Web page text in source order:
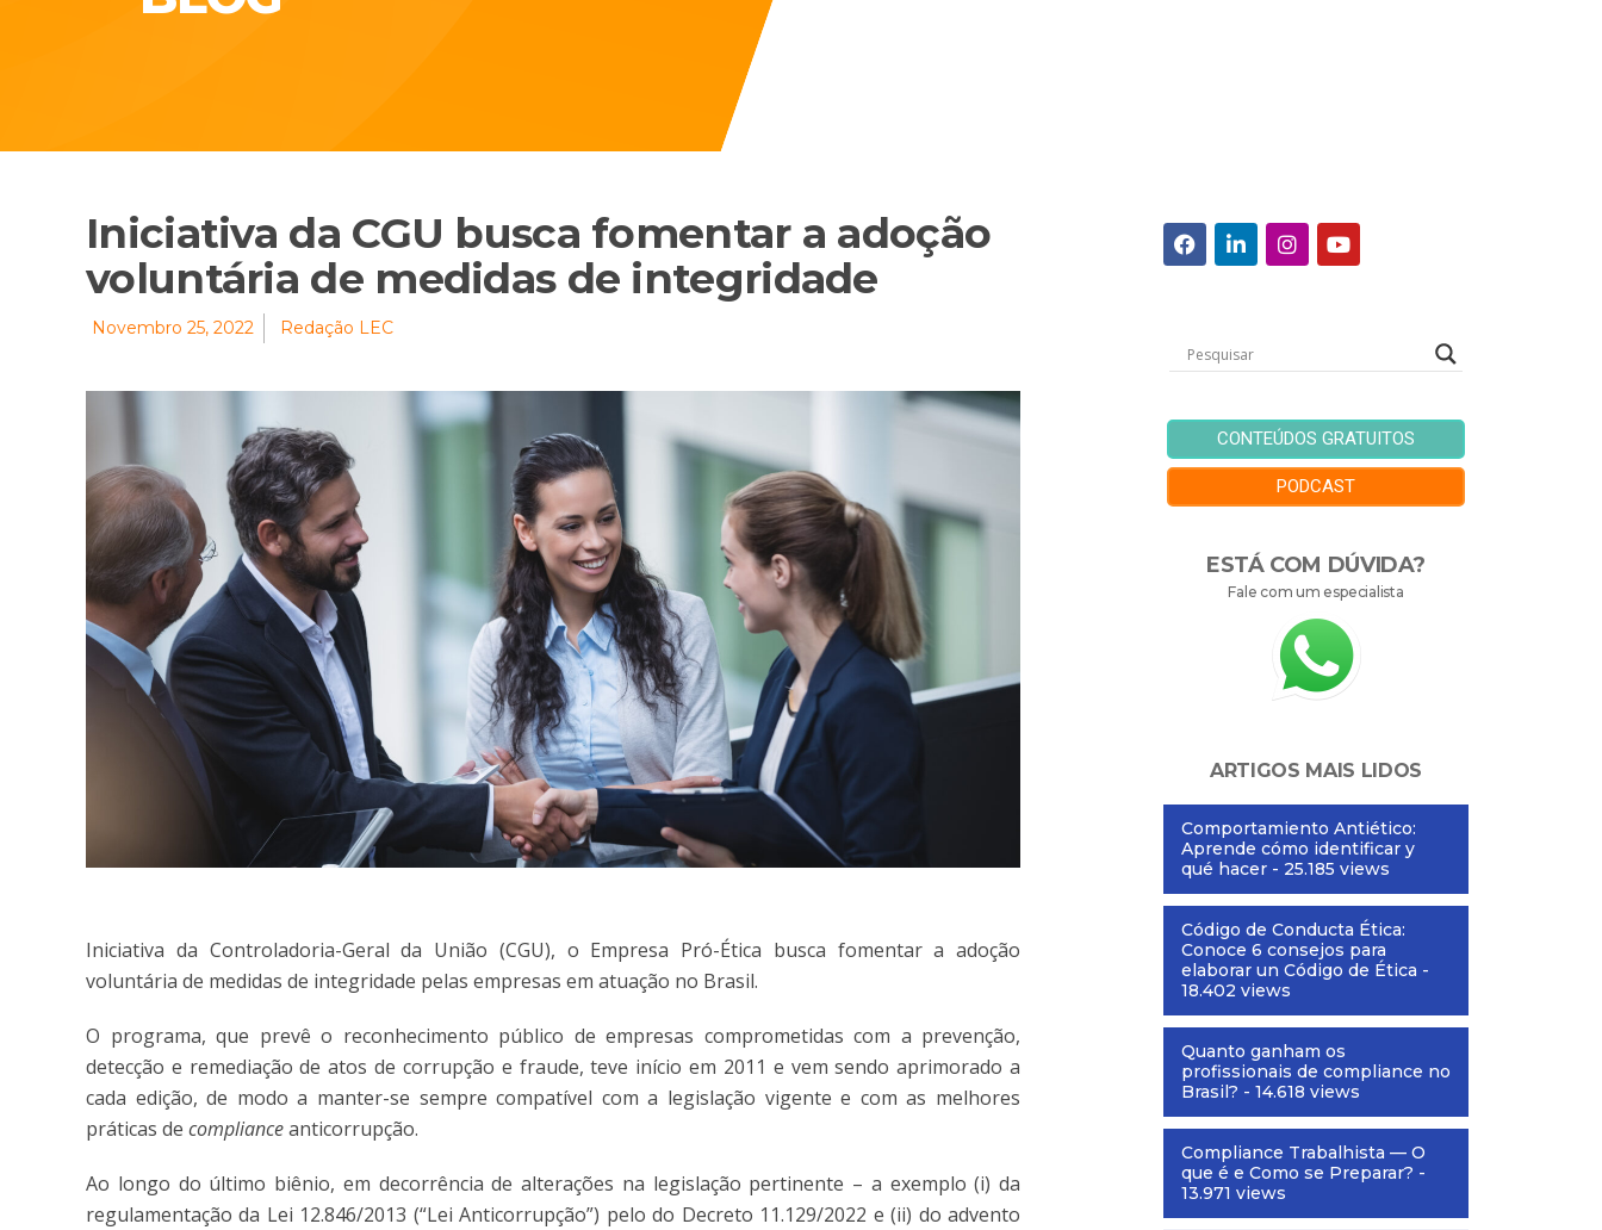
Iniciativa da CGU busca fomentar a adoção
voluntária de medidas de integridade
Novembro 25, 2022 Redação LEC
Iniciativa da Controladoria-Geral da União (CGU), o Empresa Pró-Ética busca fomentar a adoção
voluntária de medidas de integridade pelas empresas em atuação no Brasil.
O programa, que prevê o reconhecimento público de empresas comprometidas com a prevenção,
detecção e remediação de atos de corrupção e fraude, teve início em 2011 e vem sendo aprimorado a
cada edição, de modo a manter-se sempre compatível com a legislação vigente e com as melhores
práticas de complianceanticorrupção.
Ao longo do último biênio, em decorrência de alterações na legislação pertinente – a exemplo (i) da
regulamentação da Lei 12.846/2013 (“Lei Anticorrupção”) pelo do Decreto 11.129/2022 e (ii) do advento
CONTEÚDOS GRATUITOS
PODCAST
ESTÁ COM DÚVIDA?
Fale com um especialista
ARTIGOS MAIS LIDOS
Comportamiento Antiético:
Aprende cómo identificar y
qué hacer - 25.185 views
Código de Conducta Ética:
Conoce 6 consejos para
elaborar un Código de Ética -
18.402 views
Quanto ganham os
profissionais de compliance no
Brasil? - 14.618 views
Compliance Trabalhista — O
que é e Como se Preparar? -
13.971 views